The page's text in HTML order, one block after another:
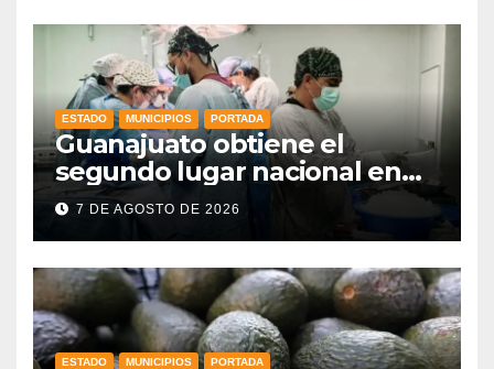
ESTADO MUNICIPIOS PORTADA
Guanajuato obtiene el
segundo lugar nacional en
procuración de órganos
7 DE AGOSTO DE 2026
ESTADO MUNICIPIOS PORTADA